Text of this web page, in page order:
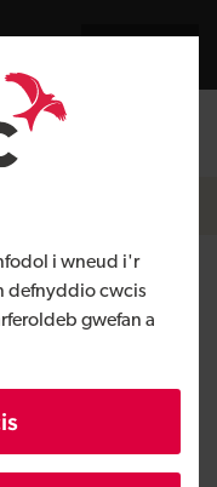
i wneud i'r
defnyddio cwcis
gwefan a
Diheintio